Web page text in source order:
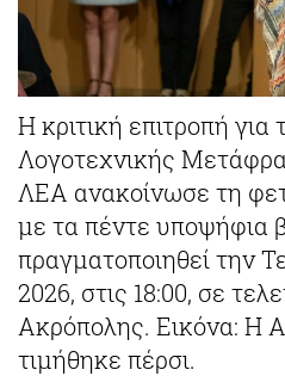
Η κριτική επιτροπή για
Λογοτεχνικής
ΛΕΑ ανακοίνωσε τη
με τα πέντε υποψήφια
πραγματοποιηθεί την
2026, στις 18:00, σε
Ακρόπολης. Εικόνα: Η
τιμήθηκε πέρσι.